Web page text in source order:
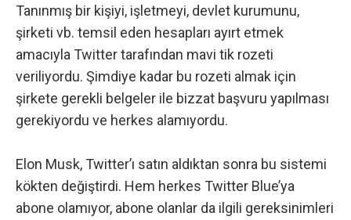
Tanınmış bir kişiyi, işletmeyi, devlet kurumunu,
şirketi vb. temsil eden hesapları ayırt etmek
amacıyla Twitter tarafından mavi tik rozeti
veriliyordu. Şimdiye kadar bu rozeti almak için
şirkete gerekli belgeler ile bizzat başvuru yapılması
gerekiyordu ve herkes alamıyordu.
Elon Musk, Twitter’ı satın aldıktan sonra bu sistemi
kökten değiştirdi. Hem herkes Twitter Blue’ya
abone olamıyor, abone olanlar da ilgili gereksinimleri